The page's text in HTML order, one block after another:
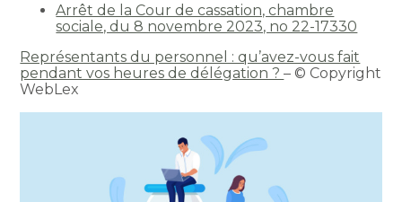
Arrêt de la Cour de cassation, chambre
sociale, du 8 novembre 2023, no 22-17330
Représentants du personnel : qu’avez-vous fait
pendant vos heures de délégation ?– © Copyright
WebLex